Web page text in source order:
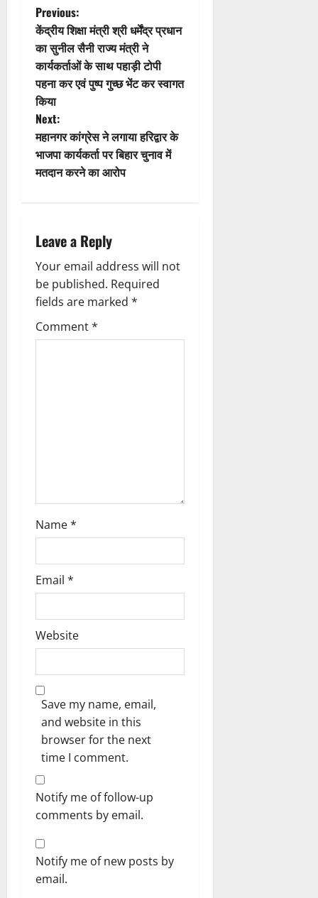
t
i
o
n
P
o
s
t
n
a
g
a
t
i
Previous:
केंद्रीय शिक्षा मंत्री श्री धर्मेंद्र प्रधान
का सुनील सैनी राज्य मंत्री ने
कार्यकर्ताओं के साथ पहाड़ी टोपी
पहना कर एवं पुष्प गुच्छ भेंट कर स्वागत
किया
Next:
महानगर कांग्रेस ने लगाया हरिद्वार के
भाजपा कार्यकर्ता पर बिहार चुनाव में
मतदान करने का आरोप
Leave a Reply
Your email address will not
be published. Required
fields are marked *
Comment*
Name*
Email *
Website
Save my name, email,
and website in this
browser for the next
time I comment.
Notify me of follow-up
comments by email.
Notify me of new posts by
email.